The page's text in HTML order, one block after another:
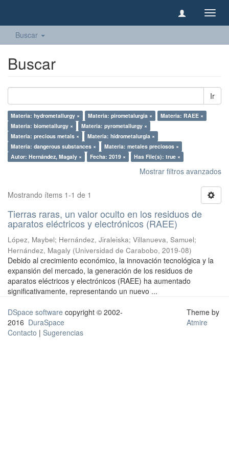
Buscar
Buscar
Ir
Materia: hydrometallurgy × Materia: pirometalurgia ×
Materia: RAEE ×
Materia: biometallurgy ×
Materia: pyrometallurgy ×
Materia: precious metals ×
Materia: hidrometalurgia ×
Materia: dangerous substances ×
Materia: metales preciosos ×
Autor: Hernández, Magaly ×
Fecha: 2019 × Has File(s): true ×
Mostrar filtros avanzados
Mostrando ítems 1-1 de 1
Tierras raras, un valor oculto en los residuos de
aparatos eléctricos y electrónicos (RAEE)
López, Maybel; Hernández, Jiraleiska; Villanueva, Samuel;
Hernández, Magaly (Universidad de Carabobo, 2019-08)
Debido al crecimiento económico, la innovación tecnológica y la
expansión del mercado, la generación de los residuos de
aparatos eléctricos y electrónicos (RAEE) ha aumentado
significativamente, representando un nuevo ...
DSpace software copyright © 2002-
2016 DuraSpace
Contacto | Sugerencias
Theme by
Atmire